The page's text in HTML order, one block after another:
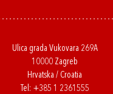
Ulica grada Vukovara 269A
10000 Zagreb
Hrvatska / Croatia
Tel: +385 1 2361555